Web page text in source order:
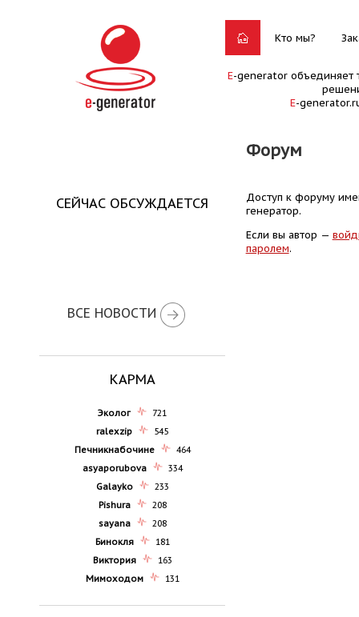
Кто мы?
E-generator объединяет
E-
Форум
СЕЙЧАС ОБСУЖДАЕТСЯ
ВСЕ НОВОСТИ
КАРМА
Эколог
721
ralexzip
545
Печникнабочине
464
asyaporubova
334
Galayko
233
Pishura
208
sayana
208
Бинокля
181
Виктория
163
Мимоходом
131
Доступ к форуму
генератор.
Если вы автор —
паролем.